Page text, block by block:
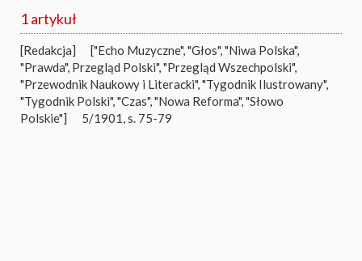
1 artykuł
[Redakcja]
["Echo Muzyczne", "Głos", "Niwa Polska",
"Prawda", Przegląd Polski", "Przegląd Wszechpolski",
"Przewodnik Naukowy i Literacki", "Tygodnik Ilustrowany",
"Tygodnik Polski", "Czas", "Nowa Reforma", "Słowo
Polskie"]
5/1901, s. 75-79